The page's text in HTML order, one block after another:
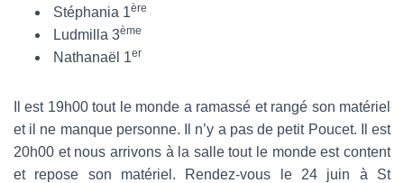
Stéphania 1ère
Ludmilla 3ème
Nathanaël 1er
Il est 19h00 tout le monde a ramassé et rangé son matériel
et il ne manque personne. Il n’y a pas de petit Poucet. Il est
20h00 et nous arrivons à la salle tout le monde est content
et repose son matériel. Rendez-vous le 24 juin à St